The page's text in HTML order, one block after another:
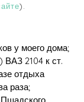
).
у моего дома;
ВАЗ 2104 к ст.
отдыха
раза;